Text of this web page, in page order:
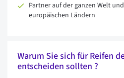
Partner auf der ganzen Welt
europäischen Ländern
Warum Sie sich für Reifen
entscheiden sollten ?